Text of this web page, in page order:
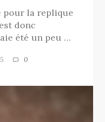
pour la replique
donc
été un peu …
0